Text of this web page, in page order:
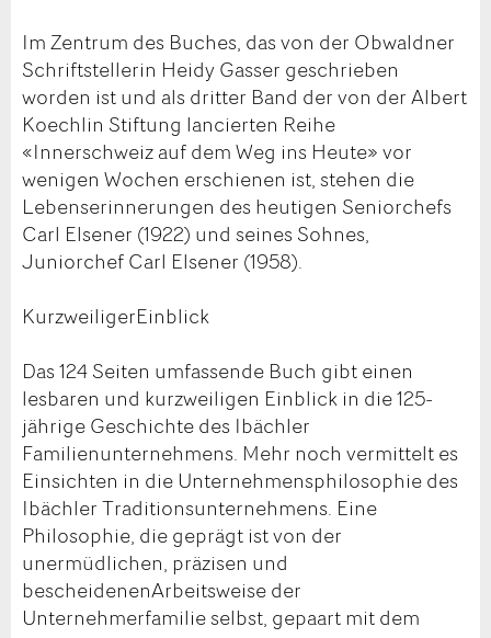
Im Zentrum des Buches, das von der Obwaldner
Schriftstellerin Heidy Gasser geschrieben
worden ist und als dritter Band der von der Albert
Koechlin Stiftung lancierten Reihe
«Innerschweiz auf dem Weg ins Heute» vor
wenigen Wochen erschienen ist, stehen die
Lebenserinnerungen des heutigen Seniorchefs
Carl Elsener (1922) und seines Sohnes,
Juniorchef Carl Elsener (1958).
KurzweiligerEinblick
Das 124 Seiten umfassende Buch gibt einen
lesbaren und kurzweiligen Einblick in die 125-
jährige Geschichte des Ibächler
Familienunternehmens. Mehr noch vermittelt es
Einsichten in die Unternehmensphilosophie des
Ibächler Traditionsunternehmens. Eine
Philosophie, die geprägt ist von der
unermüdlichen, präzisen und
bescheidenenArbeitsweise der
Unternehmerfamilie selbst, gepaart mit dem